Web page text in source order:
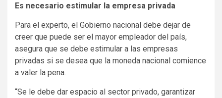
Es necesario estimular la empresa privada
Para el experto, el Gobierno nacional debe dejar de
creer que puede ser el mayor empleador del país,
asegura que se debe estimular a las empresas
privadas si se desea que la moneda nacional comience
a valer la pena.
“Se le debe dar espacio al sector privado, garantizar